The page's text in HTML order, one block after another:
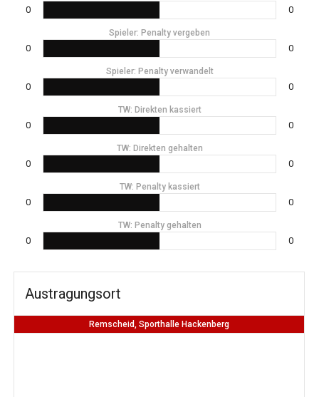
0 0
Spieler: Penalty vergeben
0 0
Spieler: Penalty verwandelt
0 0
TW: Direkten kassiert
0 0
TW: Direkten gehalten
0 0
TW: Penalty kassiert
0 0
TW: Penalty gehalten
0 0
Austragungsort
Remscheid, Sporthalle Hackenberg